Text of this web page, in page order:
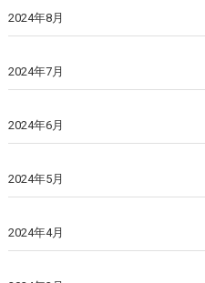
2024年8月
2024年7月
2024年6月
2024年5月
2024年4月